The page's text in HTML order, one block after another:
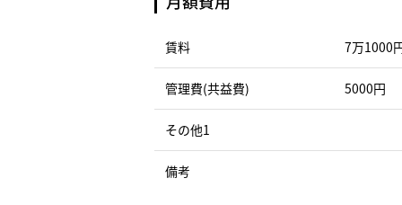
賃料 7万1000
管理費(共益費) 5000円
その他1
備考